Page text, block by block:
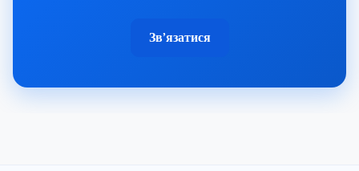
Зв’язатися